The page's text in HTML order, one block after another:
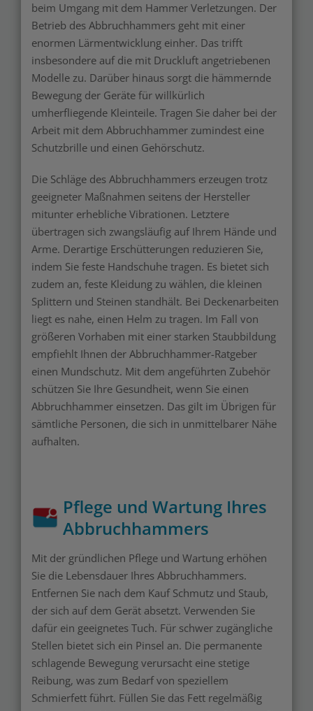
beim Umgang mit dem Hammer Verletzungen. Der
Betrieb des Abbruchhammers geht mit einer
enormen Lärmentwicklung einher. Das trifft
insbesondere auf die mit Druckluft angetriebenen
Modelle zu. Darüber hinaus sorgt die hämmernde
Bewegung der Geräte für willkürlich
umherfliegende Kleinteile. Tragen Sie daher bei der
Arbeit mit dem Abbruchhammer zumindest eine
Schutzbrille und einen Gehörschutz.
Die Schläge des Abbruchhammers erzeugen trotz
geeigneter Maßnahmen seitens der Hersteller
mitunter erhebliche Vibrationen. Letztere
übertragen sich zwangsläufig auf Ihrem Hände und
Arme. Derartige Erschütterungen reduzieren Sie,
indem Sie feste Handschuhe tragen. Es bietet sich
zudem an, feste Kleidung zu wählen, die kleinen
Splittern und Steinen standhält. Bei Deckenarbeiten
liegt es nahe, einen Helm zu tragen. Im Fall von
größeren Vorhaben mit einer starken Staubbildung
empfiehlt Ihnen der Abbruchhammer-Ratgeber
einen Mundschutz. Mit dem angeführten Zubehör
schützen Sie Ihre Gesundheit, wenn Sie einen
Abbruchhammer einsetzen. Das gilt im Übrigen für
sämtliche Personen, die sich in unmittelbarer Nähe
aufhalten.
Pflege und Wartung Ihres
Abbruchhammers
Mit der gründlichen Pflege und Wartung erhöhen
Sie die Lebensdauer Ihres Abbruchhammers.
Entfernen Sie nach dem Kauf Schmutz und Staub,
der sich auf dem Gerät absetzt. Verwenden Sie
dafür ein geeignetes Tuch. Für schwer zugängliche
Stellen bietet sich ein Pinsel an. Die permanente
schlagende Bewegung verursacht eine stetige
Reibung, was zum Bedarf von speziellem
Schmierfett führt. Füllen Sie das Fett regelmäßig